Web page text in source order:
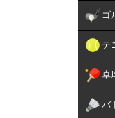
ゴ
テ
卓
バ